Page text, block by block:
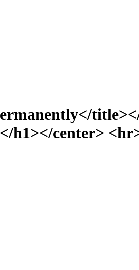
h1></center>